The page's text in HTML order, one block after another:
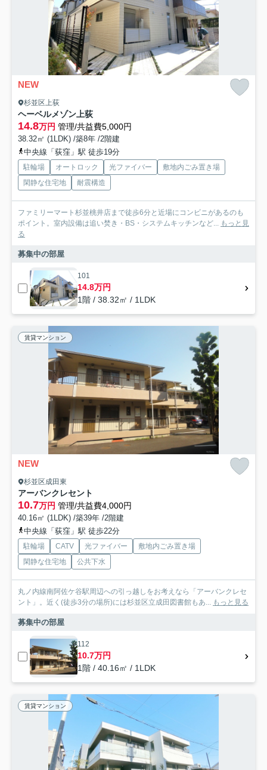
NEW
杉並区上荻
ヘーベルメゾン上荻
14.8万円 管理/共益費5,000円
38.32㎡ (1LDK) /築8年 /2階建
中央線「荻窪」駅 徒歩19分
駐輪場 オートロック 光ファイバー
敷地内ごみ置き場
閑静な住宅地
耐震構造
ファミリーマート杉並桃井店まで徒歩6分と近場にコンビニがあるのも
ポイント。室内設備は追い焚き・BS・システムキッチンなど... もっと見
る
募集中の部屋
101
14.8万円
1階 / 38.32㎡ / 1LDK
賃貸マンション
NEW
杉並区成田東
アーバンクレセント
10.7万円 管理/共益費4,000円
40.16㎡ (1LDK) /築39年 /2階建
中央線「荻窪」駅 徒歩22分
駐輪場 CATV 光ファイバー
敷地内ごみ置き場
閑静な住宅地
公共下水
丸ノ内線南阿佐ケ谷駅周辺への引っ越しをお考えなら「アーバンクレセ
ント」。近く(徒歩3分の場所)には杉並区立成田図書館もあ... もっと見る
募集中の部屋
112
10.7万円
1階 / 40.16㎡ / 1LDK
賃貸マンション